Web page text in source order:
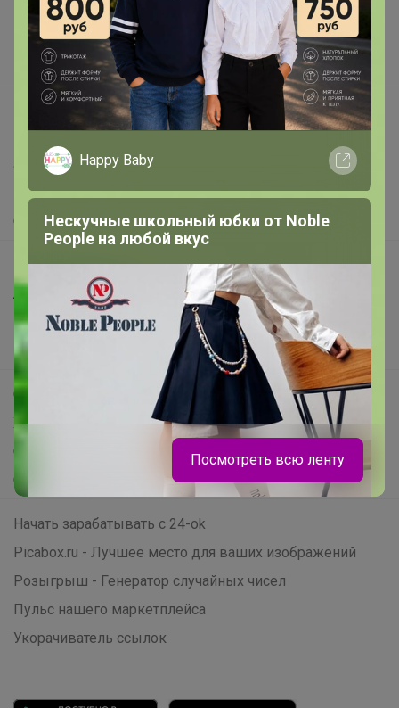
Реклама на сайте
Поставщикам
Вакансии
support@24-ok.ru
Написать в поддержку
Защита покупателя
Помощь
О нас
Все предложения
Анонсы
Новости
Поддержка альпак
Самое выгодное
Хиты продаж
Самое желанное
Самое быстрое
Начать зарабатывать с 24-ok
Picabox.ru - Лучшее место для ваших изображений
Розыгрыш - Генератор случайных чисел
Пульс нашего маркетплейса
Укорачиватель ссылок
Happy Baby
Нескучные школьный юбки от Nоblе
Реoplе на любой вкус
Брюнетка
Трикотажный джемпер-обманка для
Посмотреть всю ленту